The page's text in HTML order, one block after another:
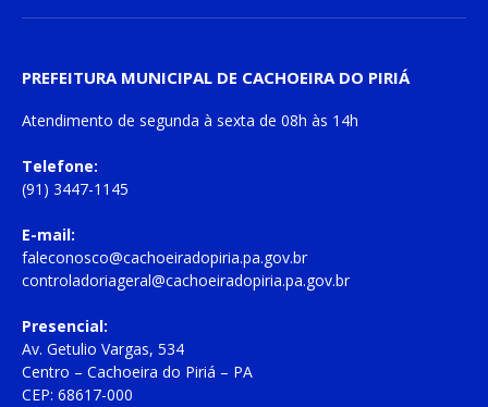
PREFEITURA MUNICIPAL DE CACHOEIRA DO PIRIÁ
Atendimento de segunda à sexta de 08h às 14h
Telefone:
(91) 3447-1145
E-mail:
faleconosco@cachoeiradopiria.pa.gov.br
controladoriageral@cachoeiradopiria.pa.gov.br
Presencial:
Av. Getulio Vargas, 534
Centro – Cachoeira do Piriá – PA
CEP: 68617-000